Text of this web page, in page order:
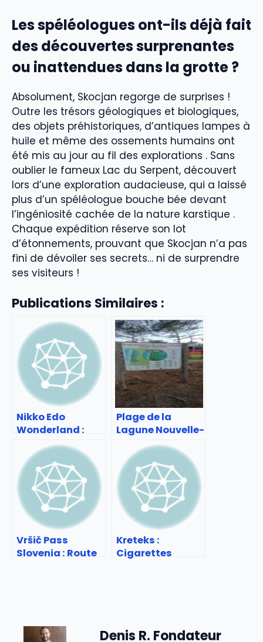
Les spéléologues ont-ils déjà fait
des découvertes surprenantes
ou inattendues dans la grotte ?
Absolument, Skocjan regorge de surprises !
Outre les trésors géologiques et biologiques,
des objets préhistoriques, d’antiques lampes à
huile et même des ossements humains ont
été mis au jour au fil des explorations . Sans
oublier le fameux Lac du Serpent, découvert
lors d’une exploration audacieuse, qui a laissé
plus d’un spéléologue bouche bée devant
l’ingéniosité cachée de la nature karstique .
Chaque expédition réserve son lot
d’étonnements, prouvant que Skocjan n’a pas
fini de dévoiler ses secrets… ni de surprendre
ses visiteurs !
Publications Similaires :
Nikko Edo
Wonderland :
immersion dans
le Japon
d’autrefois
Plage de la
Lagune Nouvelle-
Aquitaine :
escapade nature
et détente
Vršič Pass
Slovenia : Route
Kreteks :
Cigarettes
Denis R. Fondateur